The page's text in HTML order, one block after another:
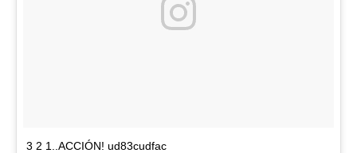
3 2 1..ACCIÓN! ud83cudfac